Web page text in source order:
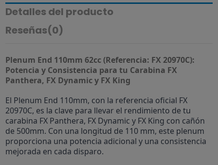
Detalles del producto
Reseñas(0)
Plenum End 110mm 62cc (Referencia: FX 20970C):
Potencia y Consistencia para tu Carabina FX
Panthera, FX Dynamic y FX King
El Plenum End 110mm, con la referencia oficial FX
20970C, es la clave para llevar el rendimiento de tu
carabina FX Panthera, FX Dynamic y FX King con cañón
de 500mm. Con una longitud de 110 mm, este plenum
proporciona una potencia adicional y una consistencia
mejorada en cada disparo.